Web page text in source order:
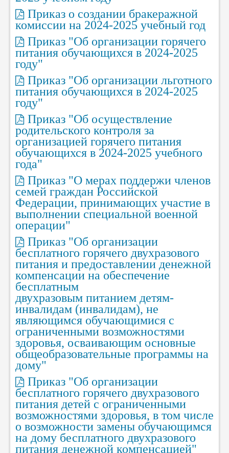
Приказ о создании бракеражной
комиссии на 2024-2025 учебный год
Приказ "Об организации горячего
питания обучающихся в 2024-2025
году"
Приказ "Об организации льготного
питания обучающихся в 2024-2025
году"
Приказ "Об осуществление
родительского контроля за
организацией горячего питания
обучающихся в 2024-2025 учебного
года"
Приказ "О мерах поддержи членов
семей граждан Российской
Федерации, принимающих участие в
выполнении специальной военной
операции"
Приказ "Об организации
бесплатного горячего двухразового
питания и предоставлении денежной
компенсации на обеспечение
бесплатным
двухразовым питанием детям-
инвалидам (инвалидам), не
являющимся обучающимися с
ограниченными возможностями
здоровья, осваивающим основные
общеобразовательные программы на
дому"
Приказ "Об организации
бесплатного горячего двухразового
питания детей с ограниченными
возможностями здоровья, в том числе
о возможности замены обучающимся
на дому бесплатного двухразового
питания денежной компенсацией"